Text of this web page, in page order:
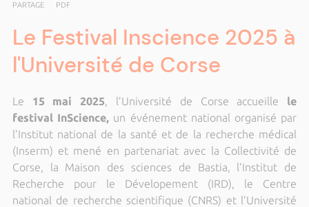
PARTAGE PDF
Le Festival Inscience 2025 à
l'Université de Corse
Le 15 mai 2025, l’Université de Corse accueille le
festival InScience, un événement national organisé par
l’Institut national de la santé et de la recherche médical
(Inserm) et mené en partenariat avec la Collectivité de
Corse, la Maison des sciences de Bastia, l’Institut de
Recherche pour le Dévelopement (IRD), le Centre
national de recherche scientifique (CNRS) et l’Université